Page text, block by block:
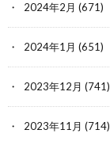
2024年2月 (671)
2024年1月 (651)
2023年12月 (741)
2023年11月 (714)